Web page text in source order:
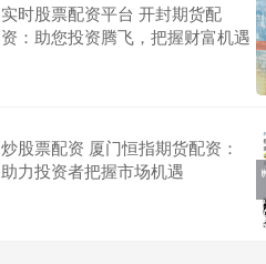
实时股票配资平台 开封期货配
资：助您投资腾飞，把握财富机遇
炒股票配资 厦门恒指期货配资：
助力投资者把握市场机遇